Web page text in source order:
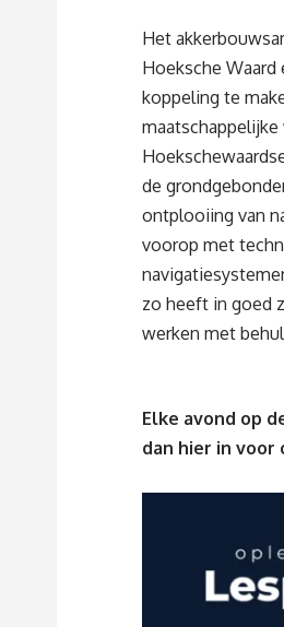
Het
Hoeksche
koppeling te
de
ontplooiing van
voorop met
zo heeft in goed
werken met
Elke avond op
dan hier in voor